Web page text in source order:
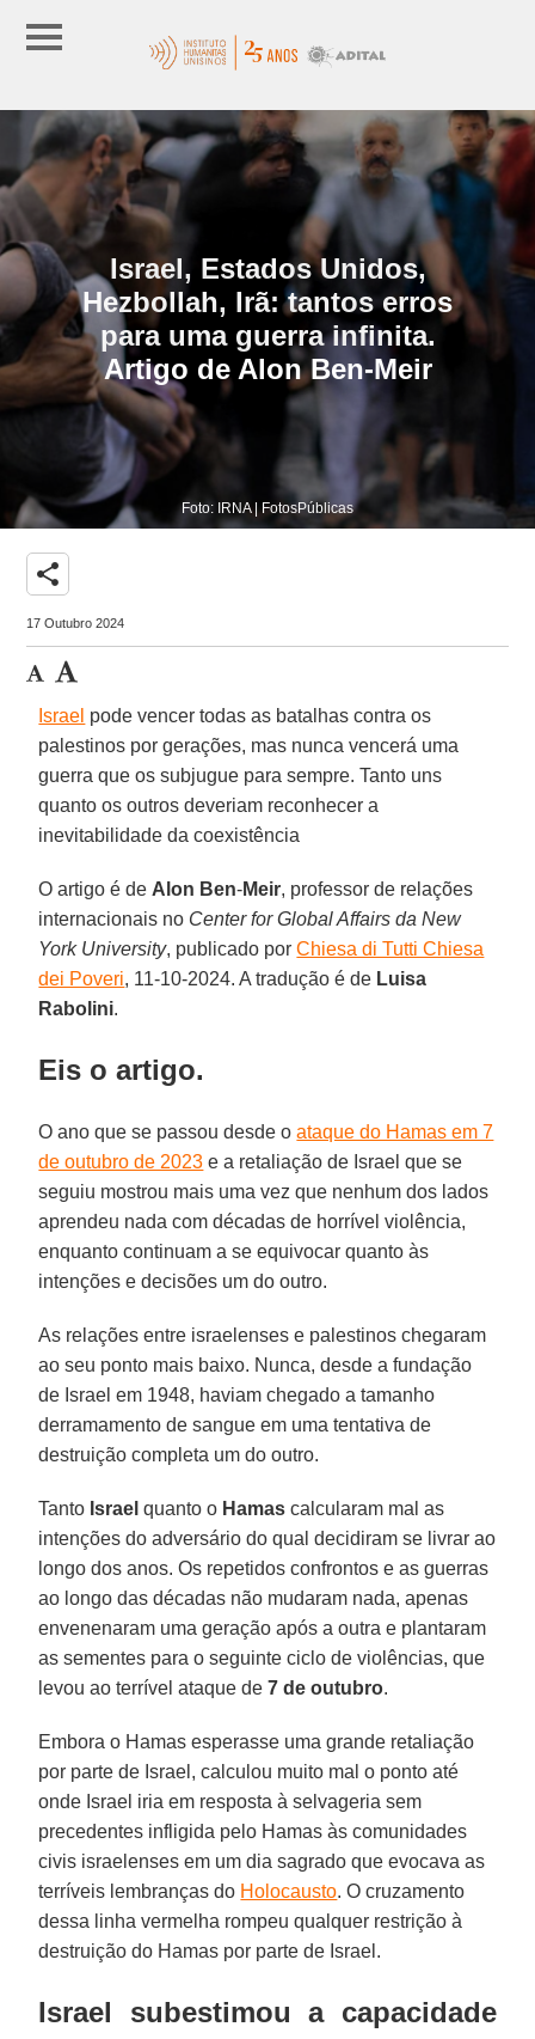
Israel, Estados Unidos,
Hezbollah, Irã: tantos erros
para uma guerra infinita.
Artigo de Alon Ben-Meir
Foto: IRNA | FotosPúblicas
share
17 Outubro 2024
Israel pode vencer todas as batalhas contra os
palestinos por gerações, mas nunca vencerá uma
guerra que os subjugue para sempre. Tanto uns
quanto os outros deveriam reconhecer a
inevitabilidade da coexistência
O artigo é de Alon Ben-Meir, professor de relações
internacionais no Center for Global Affairs da New
York University, publicado porChiesa di Tutti Chiesa
dei Poveri, 11-10-2024. A tradução é de Luisa
Rabolini.
Eis o artigo.
O ano que se passou desde oataque do Hamas em 7
de outubro de 2023 e a retaliação de Israel que se
seguiu mostrou mais uma vez que nenhum dos lados
aprendeu nada com décadas de horrível violência,
enquanto continuam a se equivocar quanto às
intenções e decisões um do outro.
As relações entre israelenses e palestinos chegaram
ao seu ponto mais baixo. Nunca, desde a fundação
de Israel em 1948, haviam chegado a tamanho
derramamento de sangue em uma tentativa de
destruição completa um do outro.
Tanto Israel quanto o Hamas calcularam mal as
intenções do adversário do qual decidiram se livrar ao
longo dos anos. Os repetidos confrontos e as guerras
ao longo das décadas não mudaram nada, apenas
envenenaram uma geração após a outra e plantaram
as sementes para o seguinte ciclo de violências, que
levou ao terrível ataque de7 de outubro.
Embora o Hamas esperasse uma grande retaliação
por parte de Israel, calculou muito mal o ponto até
onde Israel iria em resposta à selvageria sem
precedentes infligida pelo Hamas às comunidades
civis israelenses em um dia sagrado que evocava as
terríveis lembranças do Holocausto. O cruzamento
dessa linha vermelha rompeu qualquer restrição à
destruição do Hamas por parte de Israel.
Israel subestimou a capacidade